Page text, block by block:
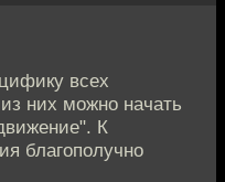
всех
них можно начать
К
благополучно